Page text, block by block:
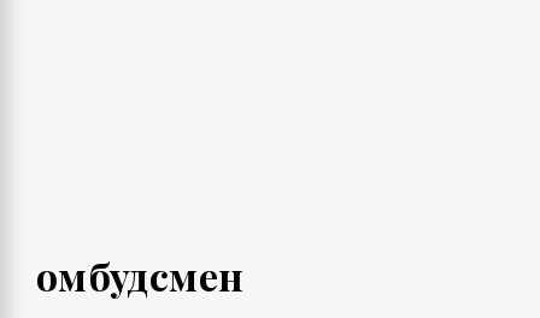
омбудсмен